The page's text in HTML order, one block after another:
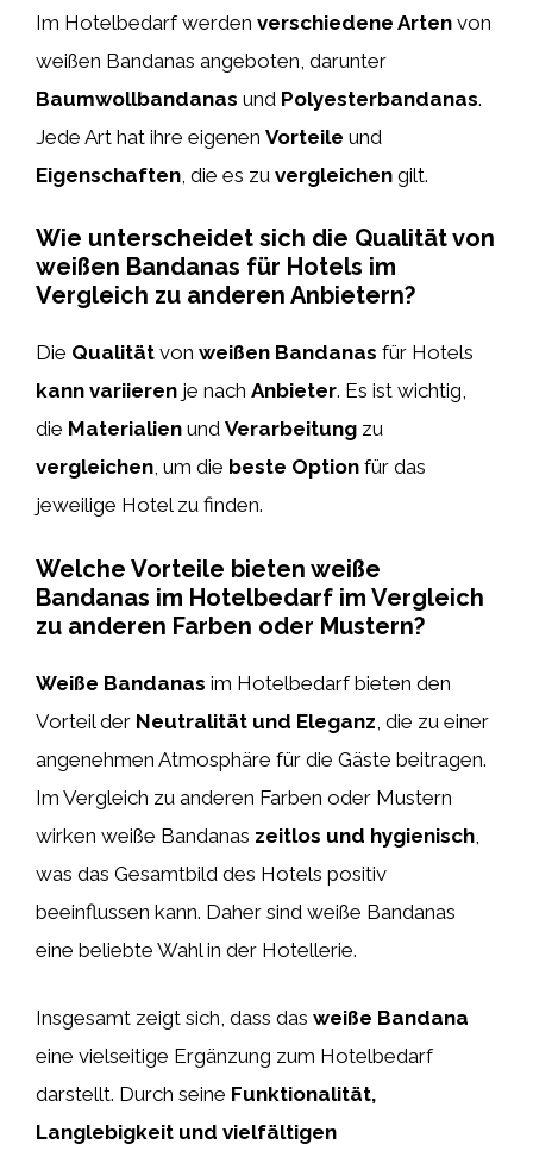
Im Hotelbedarf werden verschiedene Arten von
weißen Bandanas angeboten, darunter
Baumwollbandanas und Polyesterbandanas.
Jede Art hat ihre eigenen Vorteile und
Eigenschaften , die es zu vergleichen gilt.
Wie unterscheidet sich die Qualität von
weißen Bandanas für Hotels im
Vergleich zu anderen Anbietern?
Die Qualität von weißen Bandanas für Hotels
kann variieren je nach Anbieter. Es ist wichtig,
die Materialien und Verarbeitung zu
vergleichen, um die beste Option für das
jeweilige Hotel zu finden.
Welche Vorteile bieten weiße
Bandanas im Hotelbedarf im Vergleich
zu anderen Farben oder Mustern?
Weiße Bandanas im Hotelbedarf bieten den
Vorteil der Neutralität und Eleganz , die zu einer
angenehmen Atmosphäre für die Gäste beitragen.
Im Vergleich zu anderen Farben oder Mustern
wirken weiße Bandanas zeitlos und hygienisch
was das Gesamtbild des Hotels positiv
beeinflussen kann. Daher sind weiße Bandanas
eine beliebte Wahl in der Hotellerie.
Insgesamt zeigt sich, dass das weiße Bandana
eine vielseitige Ergänzung zum Hotelbedarf
darstellt. Durch seine Funktionalität,
Langlebigkeit und vielfältigen